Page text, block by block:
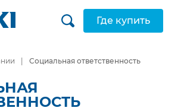
Где купить
Социальная ответственность